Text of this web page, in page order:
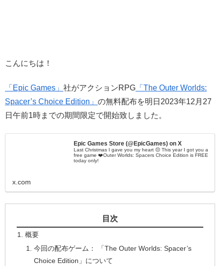
こんにちは！
「Epic Games」 社がアクションRPG 「The Outer Worlds:
Spacer’s Choice Edition」 の無料配布を明日2023年12月27
日午前1時までの期間限定で開始致しました。
Epic Games Store (@EpicGames) on X
Last Christmas I gave you my heart 😔 This year I got you a
free game ❤️Outer Worlds: Spacers Choice Edition is FREE
today only!
x.com
目次
概要
今回の配布ゲーム： 「The Outer Worlds: Spacer’s
Choice Edition」について